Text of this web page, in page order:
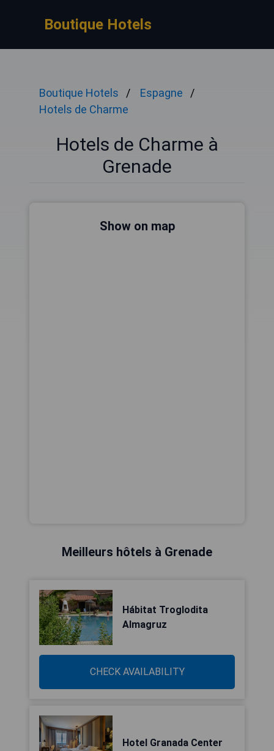
Boutique Hotels
Boutique Hotels
Espagne
Hotels de Charme
Hotels de Charme à
Grenade
Show on map
Meilleurs hôtels à Grenade
Hábitat Troglodita
Almagruz
CHECK AVAILABILITY
Hotel Granada Center